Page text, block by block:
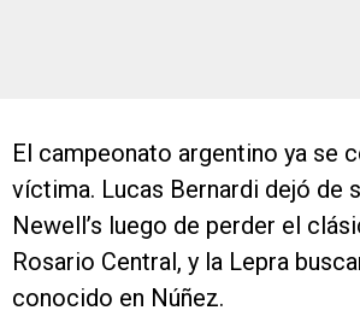
El campeonato argentino ya se
víctima. Lucas Bernardi dejó de
Newell’s luego de perder el
Rosario Central, y la Lepra
conocido en Núñez.